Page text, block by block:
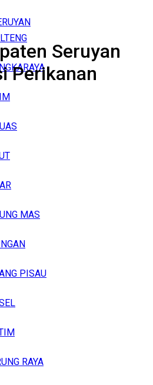
MAS
PISAU
RAYA
Seruyan
Perikanan